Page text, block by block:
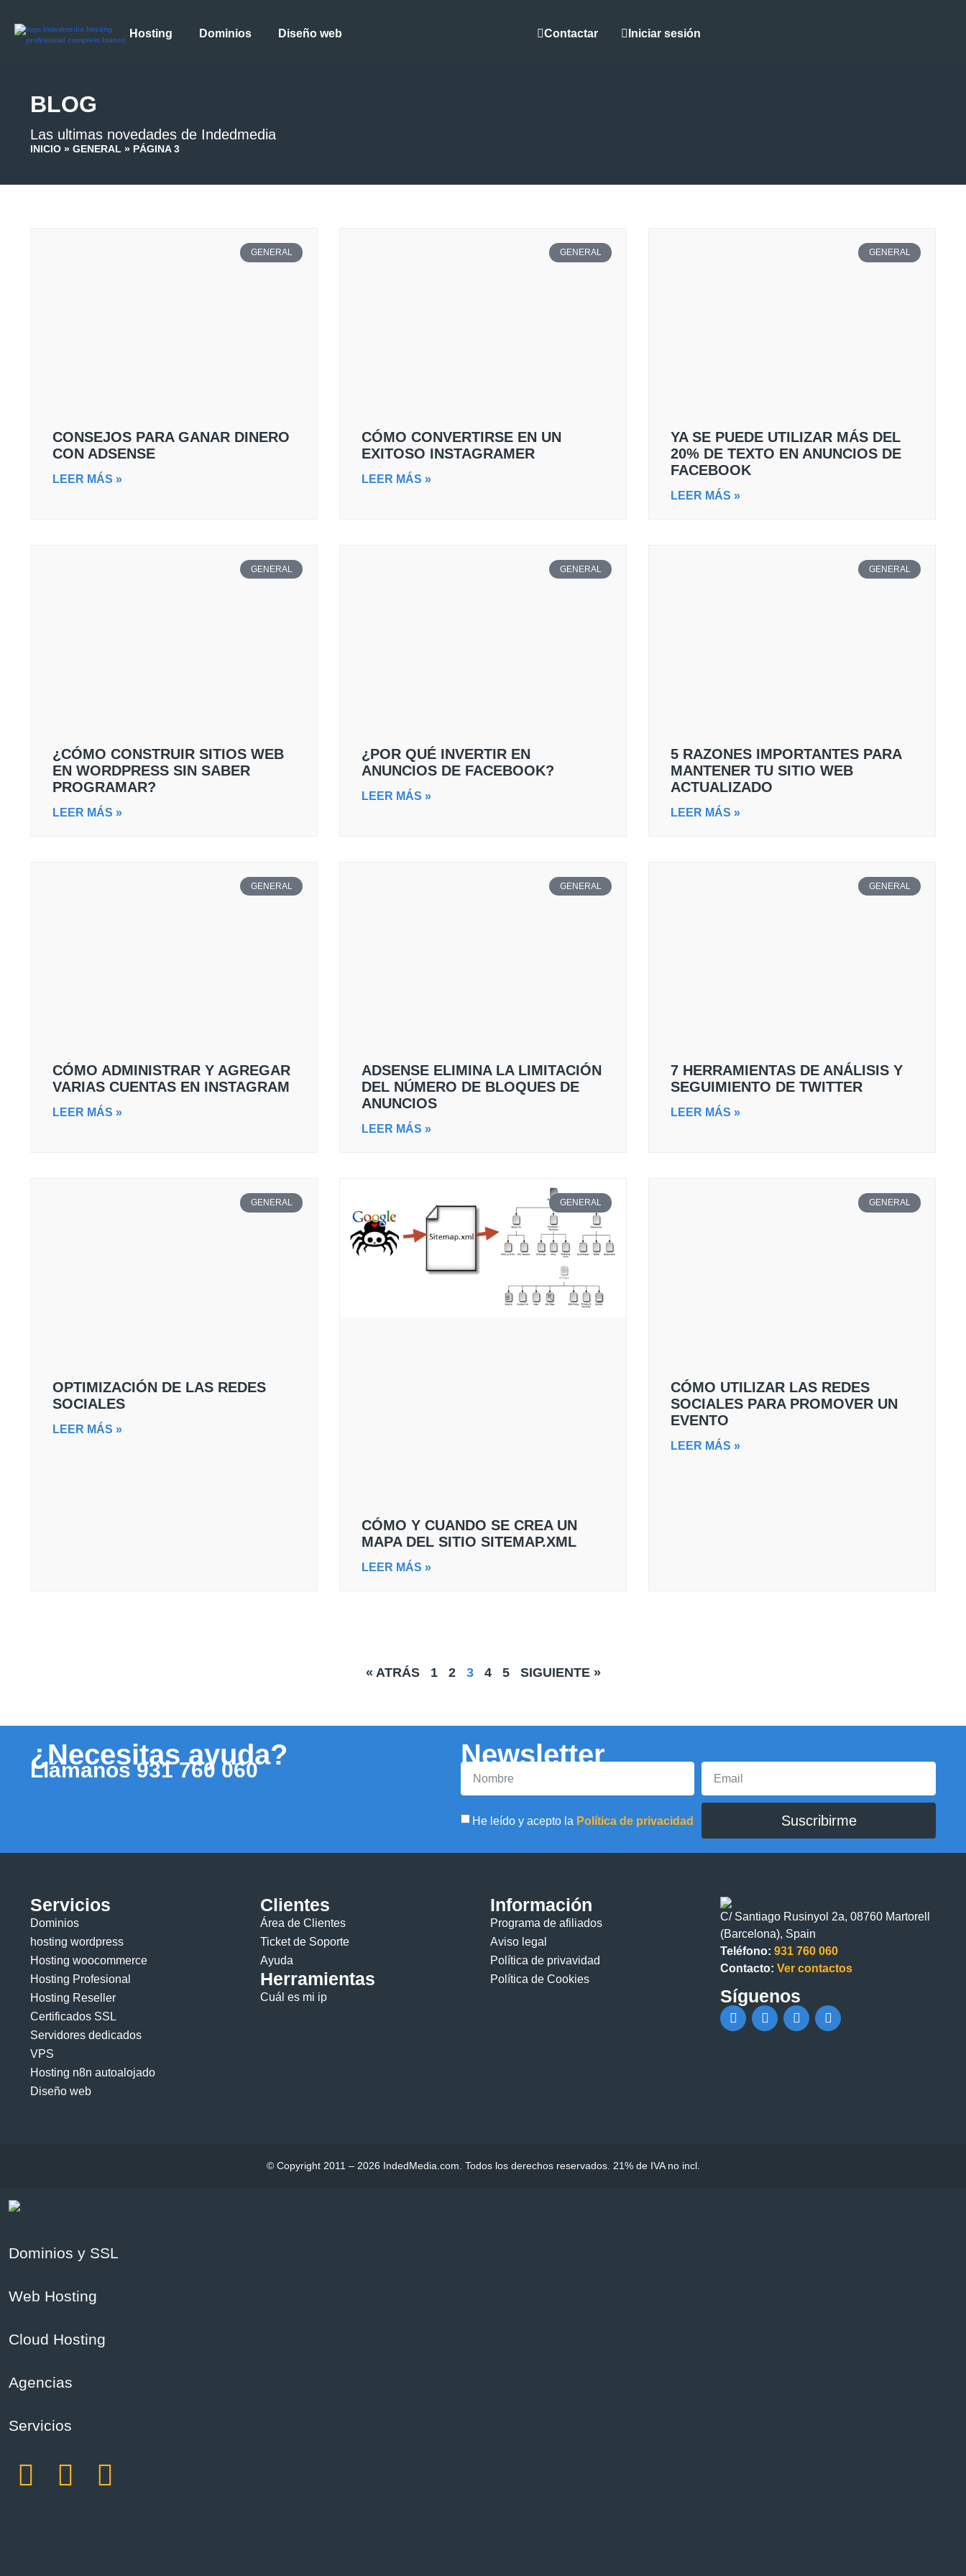
Hosting Dominios Diseño web Contactar Iniciar sesión
BLOG
Las ultimas novedades de Indedmedia
INICIO » GENERAL » PÁGINA 3
GENERAL
CONSEJOS PARA GANAR DINERO
CON ADSENSE
LEER MÁS »
GENERAL
CÓMO CONVERTIRSE EN UN
EXITOSO INSTAGRAMER
LEER MÁS »
GENERAL
YA SE PUEDE UTILIZAR MÁS DEL
20% DE TEXTO EN ANUNCIOS DE
FACEBOOK
LEER MÁS »
GENERAL
¿CÓMO CONSTRUIR SITIOS WEB
EN WORDPRESS SIN SABER
PROGRAMAR?
LEER MÁS »
GENERAL
¿POR QUÉ INVERTIR EN
ANUNCIOS DE FACEBOOK?
LEER MÁS »
GENERAL
5 RAZONES IMPORTANTES PARA
MANTENER TU SITIO WEB
ACTUALIZADO
LEER MÁS »
GENERAL
CÓMO ADMINISTRAR Y AGREGAR
VARIAS CUENTAS EN INSTAGRAM
LEER MÁS »
GENERAL
ADSENSE ELIMINA LA LIMITACIÓN
DEL NÚMERO DE BLOQUES DE
ANUNCIOS
LEER MÁS »
GENERAL
7 HERRAMIENTAS DE ANÁLISIS Y
SEGUIMIENTO DE TWITTER
LEER MÁS »
GENERAL
OPTIMIZACIÓN DE LAS REDES
SOCIALES
LEER MÁS »
GENERAL
CÓMO Y CUANDO SE CREA UN
MAPA DEL SITIO SITEMAP.XML
LEER MÁS »
GENERAL
CÓMO UTILIZAR LAS REDES
SOCIALES PARA PROMOVER UN
EVENTO
LEER MÁS »
« ATRÁS 1 2 3 4 5 SIGUIENTE »
¿Necesitas ayuda?
Llámanos931 760 060 Newsletter
He leído y acepto la Política de privacidad Suscribirme
Servicios
Dominios
hosting wordpress
Hosting woocommerce
Hosting Profesional
Hosting Reseller
Certificados SSL
Servidores dedicados
VPS
Hosting n8n autoalojado
Diseño web
Clientes
Área de Clientes
Ticket de Soporte
Ayuda
Herramientas
Cuál es mi ip
Información
Programa de afiliados
Aviso legal
Política de privavidad
Política de Cookies
C/ Santiago Rusinyol 2a, 08760 Martorell
(Barcelona), Spain
Teléfono: 931 760 060
Contacto: Ver contactos
Síguenos
© Copyright 2011 – 2026 IndedMedia.com. Todos los derechos reservados. 21% de IVA no incl.
Dominios y SSL
Web Hosting
Cloud Hosting
Agencias
Servicios